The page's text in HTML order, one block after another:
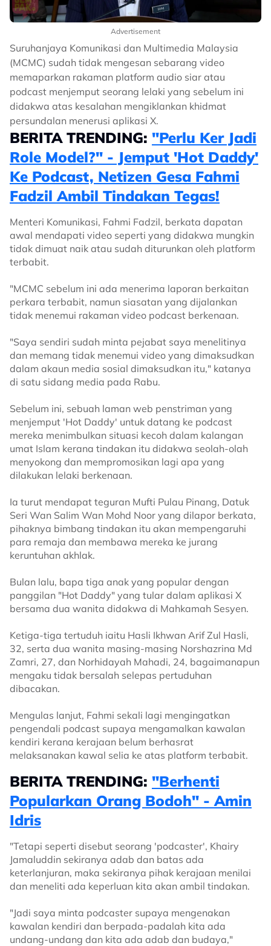
Advertisement
Suruhanjaya Komunikasi dan Multimedia Malaysia
(MCMC) sudah tidak mengesan sebarang video
memaparkan rakaman platform audio siar atau
podcast menjemput seorang lelaki yang sebelum ini
didakwa atas kesalahan mengiklankan khidmat
persundalan menerusi aplikasi X.
BERITA TRENDING: "Perlu Ker Jadi
Role Model?" - Jemput 'Hot Daddy'
Ke Podcast, Netizen Gesa Fahmi
Fadzil Ambil Tindakan Tegas!
Menteri Komunikasi, Fahmi Fadzil, berkata dapatan
awal mendapati video seperti yang didakwa mungkin
tidak dimuat naik atau sudah diturunkan oleh platform
terbabit.
"MCMC sebelum ini ada menerima laporan berkaitan
perkara terbabit, namun siasatan yang dijalankan
tidak menemui rakaman video podcast berkenaan.
"Saya sendiri sudah minta pejabat saya menelitinya
dan memang tidak menemui video yang dimaksudkan
dalam akaun media sosial dimaksudkan itu," katanya
di satu sidang media pada Rabu.
Sebelum ini, sebuah laman web penstriman yang
menjemput 'Hot Daddy' untuk datang ke podcast
mereka menimbulkan situasi kecoh dalam kalangan
umat Islam kerana tindakan itu didakwa seolah-olah
menyokong dan mempromosikan lagi apa yang
dilakukan lelaki berkenaan.
Ia turut mendapat teguran Mufti Pulau Pinang, Datuk
Seri Wan Salim Wan Mohd Noor yang dilapor berkata,
pihaknya bimbang tindakan itu akan mempengaruhi
para remaja dan membawa mereka ke jurang
keruntuhan akhlak.
Bulan lalu, bapa tiga anak yang popular dengan
panggilan "Hot Daddy" yang tular dalam aplikasi X
bersama dua wanita didakwa di Mahkamah Sesyen.
Ketiga-tiga tertuduh iaitu Hasli Ikhwan Arif Zul Hasli,
32, serta dua wanita masing-masing Norshazrina Md
Zamri, 27, dan Norhidayah Mahadi, 24, bagaimanapun
mengaku tidak bersalah selepas pertuduhan
dibacakan.
Mengulas lanjut, Fahmi sekali lagi mengingatkan
pengendali podcast supaya mengamalkan kawalan
kendiri kerana kerajaan belum berhasrat
melaksanakan kawal selia ke atas platform terbabit.
BERITA TRENDING: "Berhenti
Popularkan Orang Bodoh" - Amin
Idris
"Tetapi seperti disebut seorang 'podcaster', Khairy
Jamaluddin sekiranya adab dan batas ada
keterlanjuran, maka sekiranya pihak kerajaan menilai
dan meneliti ada keperluan kita akan ambil tindakan.
"Jadi saya minta podcaster supaya mengenakan
kawalan kendiri dan berpada-padalah kita ada
undang-undang dan kita ada adab dan budaya,"